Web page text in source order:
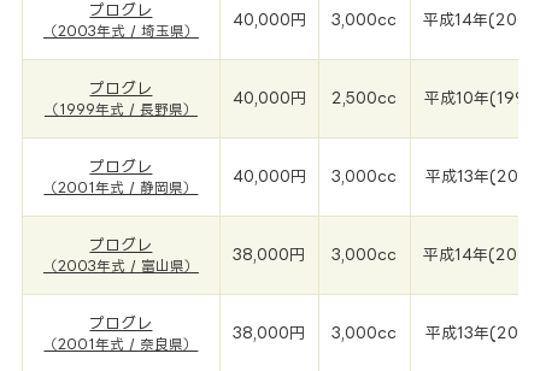
プログレ
（2003年式 / 埼玉県）
40,000円 3,000cc 平成14年
プログレ
（1999年式 / 長野県）
40,000円 2,500cc 平成10年
プログレ
（2001年式 / 静岡県）
40,000円 3,000cc 平成13年(2001
プログレ
（2003年式 / 富山県）
38,000円 3,000cc 平成14年
プログレ
（2001年式 / 奈良県）
38,000円 3,000cc 平成13年(2001